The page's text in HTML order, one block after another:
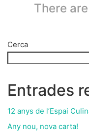
There
Cerca
Entrades
12 anys de l’Espai
Any nou, nova carta!